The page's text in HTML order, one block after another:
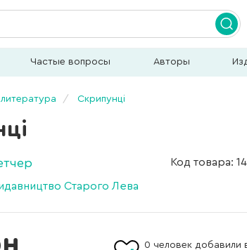
Частые вопросы Авторы
Скрипунці
Старого Лева
Код товара:
0 человек добавили